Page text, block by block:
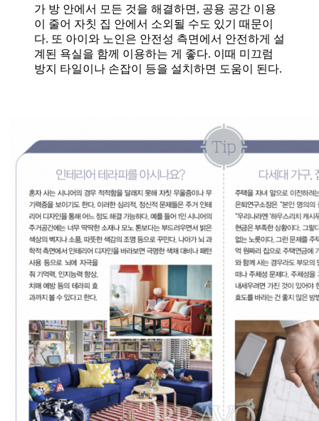
가 방 안에서 모든 것을 해결하면, 공용 공간 이용
이 줄어 자칫 집 안에서 소외될 수도 있기 때문이
다. 또 아이와 노인은 안전성 측면에서 안전하게 설
계된 욕실을 함께 이용하는 게 좋다. 이때 미끄럼
방지 타일이나 손잡이 등을 설치하면 도움이 된다.